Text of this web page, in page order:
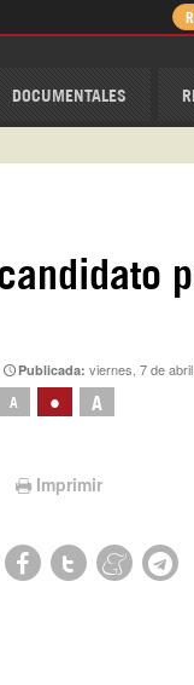
DOCUMENTALES
Publicada:viernes, 7 de
A • A
Imprimir